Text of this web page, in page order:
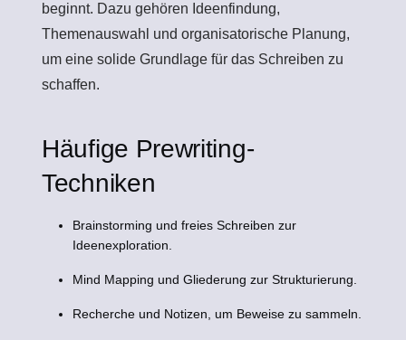
beginnt. Dazu gehören Ideenfindung,
Themenauswahl und organisatorische Planung,
um eine solide Grundlage für das Schreiben zu
schaffen.
Häufige Prewriting-
Techniken
Brainstorming und freies Schreiben zur
Ideenexploration.
Mind Mapping und Gliederung zur Strukturierung.
Recherche und Notizen, um Beweise zu sammeln.